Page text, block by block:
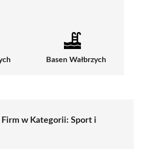
Basen Wałbrzych
Firm w Kategorii: Sport i